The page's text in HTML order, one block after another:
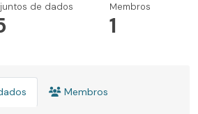
de dados Membros
1
Membros